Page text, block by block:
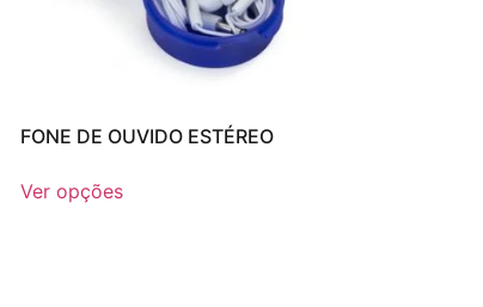
FONE DE OUVIDO ESTÉREO
Ver opções